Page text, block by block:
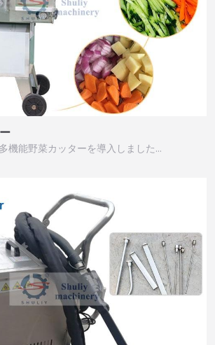
能野菜カッターを導入しました…